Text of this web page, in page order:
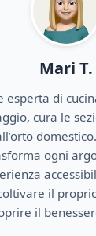
Mari T.
esperta di
cura le
ogni
il
il